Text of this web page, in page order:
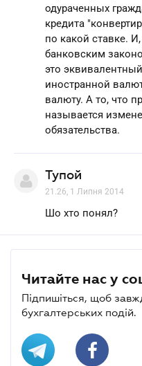
одураченных
кредита
по какой ставке.
банковским
это
иностранной
валюту. А то, что
называется
обязательства.
Тупой
21.26, 1 Липня 2014
Шо хто понял?
Читайте нас у
Підпишіться, щоб
бухгалтерських подій.